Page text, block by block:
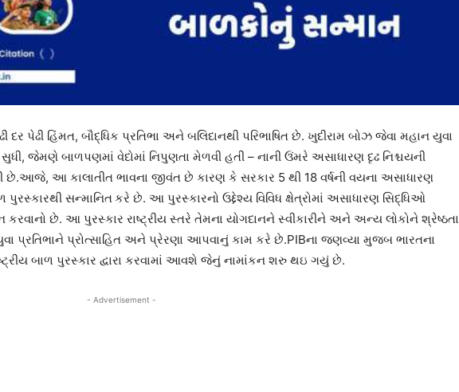
દર પેઢી હિંમત, બૌદ્ધિક પ્રતિભા અને બલિદાનથી પરિભાષિત છે. ખુદીરામ બોઝ જેવા મહાન યુવા
જેમણે બાળપણમાં વેદોમાં નિપુણતા મેળવી હતી – નાની ઉંમરે અસાધારણ દૃઢ નિશ્ચયની
છે.આજે, આ કાલાતીત ભાવના જીવંત છે કારણ કે સરકાર 5 થી 18 વર્ષની વયના અસાધારણ
પુરસ્કારથી સન્માનિત કરે છે. આ પુરસ્કારનો ઉદ્દેશ્ય વિવિધ ક્ષેત્રોમાં અસાધારણ સિદ્ધિઓ
છે. આ પુરસ્કાર રાષ્ટ્રીય સ્તરે તેમના યોગદાનને સ્વીકારીને અને અન્ય લોકોને શ્રેષ્ઠતા
પ્રતિભાને પ્રોત્સાહિત અને પ્રેરણા આપવાનું કામ કરે છે.PIBના જણવ્યા મુજબ ભારતના
બાળ પુરસ્કાર દ્વારા કરવામાં આવશે જેનું નામાંકન શરુ થઇ ગયું છે.
- Advertisement -